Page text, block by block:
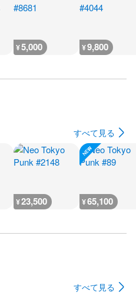
¥5,000 ¥9,800
すべて見る
¥23,500 ¥65,100
すべて見る